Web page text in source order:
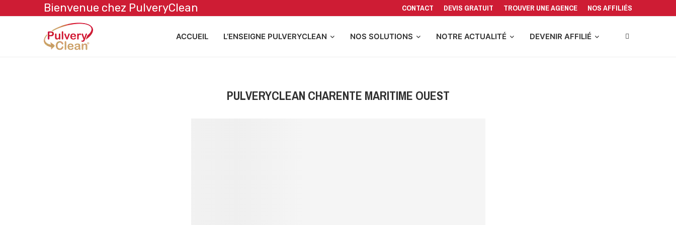
Bienvenue chez PulveryClean CONTACT DEVIS GRATUIT TROUVER UNE AGENCE NOS AFFILIÉS
ACCUEIL L’ENSEIGNE PULVERYCLEAN NOS SOLUTIONS NOTRE ACTUALITÉ DEVENIR AFFILIÉ
PULVERYCLEAN CHARENTE MARITIME OUEST